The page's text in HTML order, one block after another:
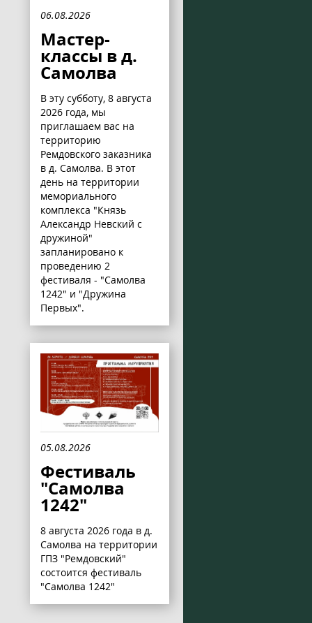
06.08.2026
Мастер-
классы в д.
Самолва
В эту субботу, 8 августа
2026 года, мы
приглашаем вас на
территорию
Ремдовского заказника
в д. Самолва. В этот
день на территории
мемориального
комплекса "Князь
Александр Невский с
дружиной"
запланировано к
проведению 2
фестиваля - "Самолва
1242" и "Дружина
Первых".
05.08.2026
Фестиваль
"Самолва
1242"
8 августа 2026 года в д.
Самолва на территории
ГПЗ "Ремдовский"
состоится фестиваль
"Самолва 1242"